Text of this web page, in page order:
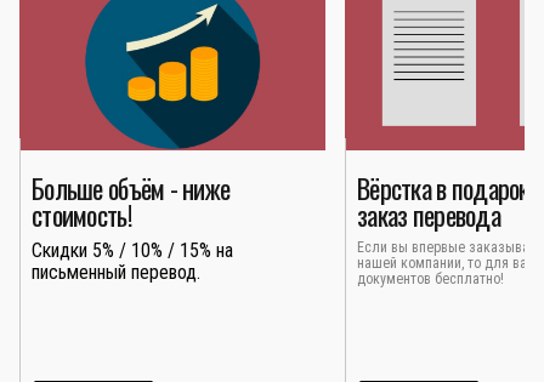
Больше объём - ниже
стоимость!
Скидки 5% / 10% / 15% на
письменный перевод.
Вёрстка в подарок
заказ перевода
Если вы впервые
нашей компании, то для вас
документов бесплатно!